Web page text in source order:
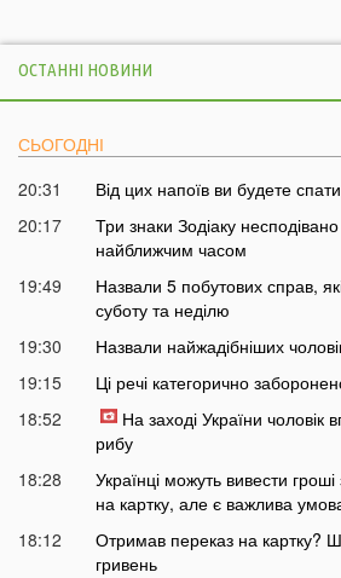
ОСТАННІ НОВИНИ
СЬОГОДНІ
20:31
Від цих напоїв ви будете
20:17
Три знаки Зодіаку
найближчим часом
19:49
Назвали 5 побутових справ,
суботу та неділю
19:30
Назвали найжадібніших
19:15
Ці речі категорично
18:52
На заході України чоловік
рибу
18:28
Українці можуть вивести
на картку, але є важлива
18:12
Отримав переказ на картку?
гривень